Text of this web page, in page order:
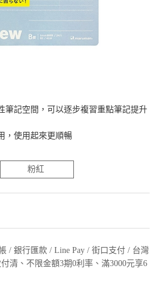
筆記空間，可以逐步複習重點筆記提升
，使用起來更順暢
粉紅
/ 銀行匯款 / Line Pay / 街口支付 / 台灣
清、不限金額3期0利率、滿3000元享6